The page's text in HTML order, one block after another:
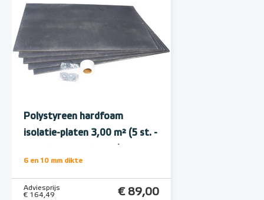
Polystyreen hardfoam
isolatie-platen 3,00 m² (5 st. -
6 en 10 mm dikte
Adviesprijs
€ 164,49
€ 89,00